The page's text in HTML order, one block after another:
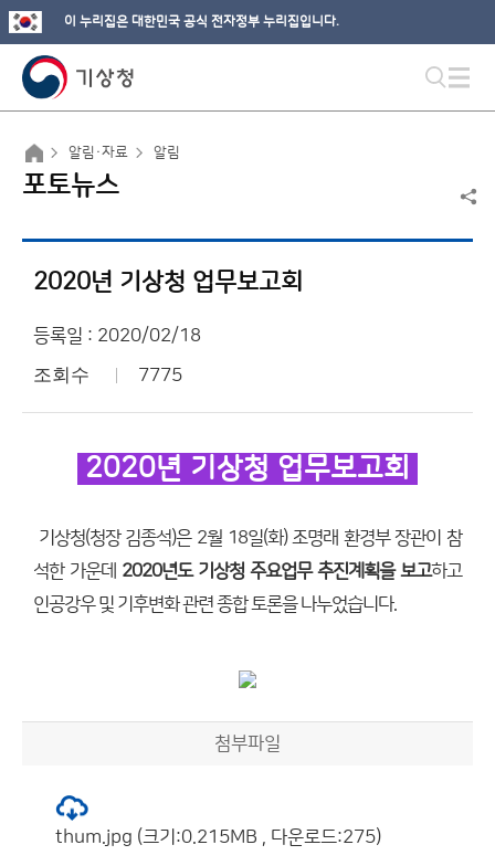
이 누리집은 대한민국 공식 전자정부 누리집입니다.
알림·자료 알림
포토뉴스
2020년 기상청 업무보고회
등록일 : 2020/02/18
조회수 7775
2020년 기상청 업무보고회
기상청(청장 김종석)은 2월 18일(화) 조명래 환경부 장관이 참
석한 가운데 2020년도 기상청 주요업무 추진계획을 보고하고
인공강우 및 기후변화 관련 종합 토론을 나누었습니다.
첨부파일
thum.jpg (크기:0.215MB , 다운로드:275)